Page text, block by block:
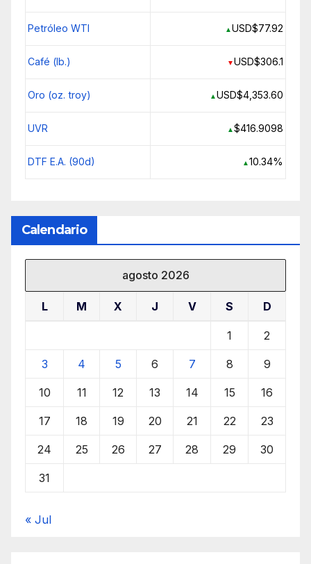
Petróleo WTI ▲USD$77.92
Café (lb.) ▼USD$306.1
Oro (oz. troy) ▲USD$4,353.60
UVR ▲$416.9098
DTF E.A. (90d) ▲ 10.34%
Calendario
agosto 2026
L M X J V S D
1 2
3 4 5 6 7 8 9
10 11 12 13 14 15 16
17 18 19 20 21 22 23
24 25 26 27 28 29 30
31
« Jul